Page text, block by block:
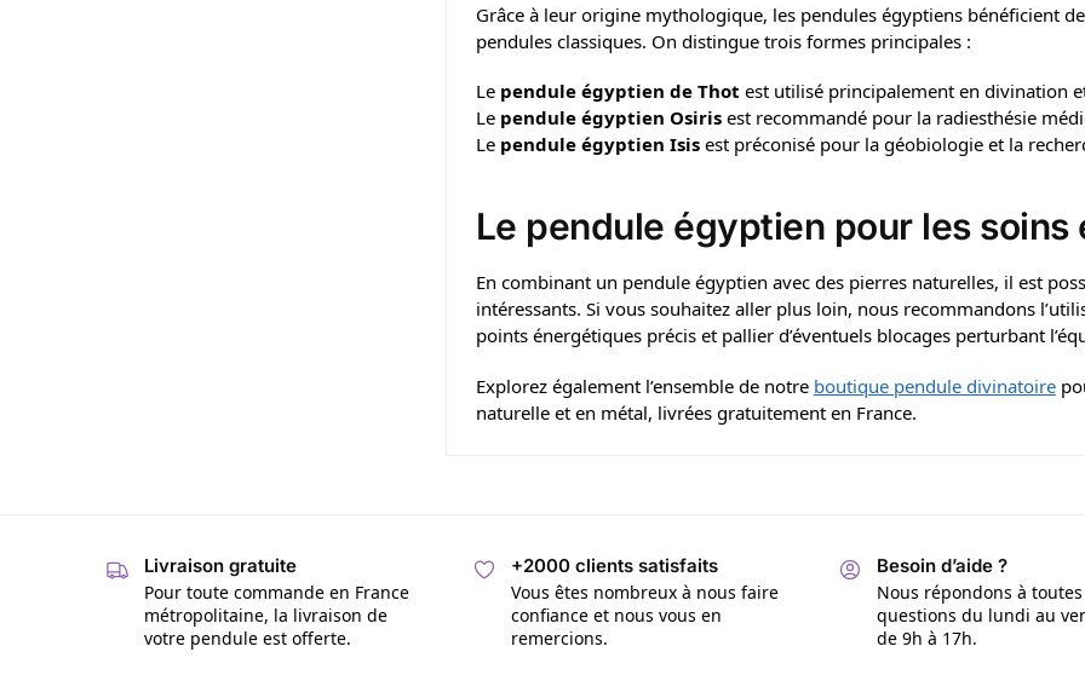
Grâce à leur origine mythologique, les pendules égyptiens bénéficient
pendules classiques. On distingue trois formes principales :
Le pendule égyptien de Thot est utilisé principalement en divination
Le pendule égyptien Osirisest recommandé pour la radiesthésie
Le pendule égyptien Isisest préconisé pour la géobiologie et la
Le pendule égyptien pour les soins
En combinant un pendule égyptien avec des pierres naturelles, il est
intéressants. Si vous souhaitez aller plus loin, nous recommandons
points énergétiques précis et pallier d’éventuels blocages perturbant
Explorez également l’ensemble de notre boutique pendule divinatoire
naturelle et en métal, livrées gratuitement en France.
Livraison gratuite
Pour toute commande en France
métropolitaine, la livraison de
votre pendule est offerte.
+2000 clients satisfaits
Vous êtes nombreux à nous faire
confiance et nous vous en
remercions.
Besoin d’aide ?
Nous répondons à toutes
questions du lundi au
de 9h à 17h.